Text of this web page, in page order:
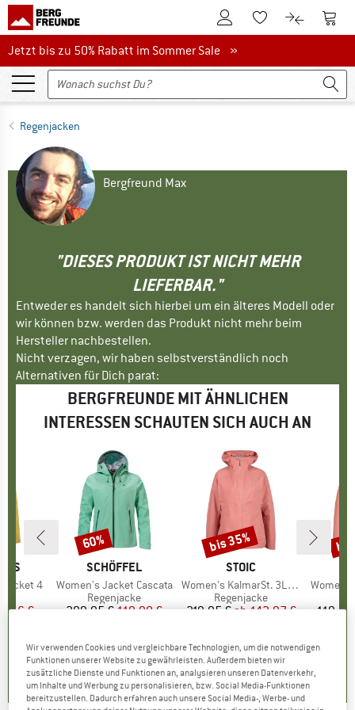
Zum KundenkontoZum Merkzettel.
Zum Zum
Jetzt bis zu 50% Rabatt im Sommer Sale
Jetzt bis zu 50% Rabatt im Sommer Sale »
Regenjacken
Bergfreund Max
"DIESES PRODUKT IST NICHT MEHR
LIEFERBAR."
Entweder es handelt sich hierbei um ein älteres Modell oder
wir können bzw. werden das Produkt nicht mehr beim
Hersteller nachbestellen.
Nicht verzagen, wir haben selbstverständlich noch
Alternativen für Dich parat:
BERGFREUNDE MIT ÄHNLICHEN
INTERESSEN SCHAUTEN SICH AUCH AN
Jacket 4
Preis
€
)
MARKE
SCHÖFFEL
Artikel
Women's Jacket Cascata
Produktgruppe
Regenjacke
Preis
299,95 €reduzierter Preis
119,98 €
5,0(4)
Rabatt
60%
MARKE
STOIC
Artikel
Women's KalmarSt. 3L Rain Jacket II
Produktgruppe
Regenjacke
Preis
219,95 € reduzierter Preis
ab 142,97 €
4,7(3)
Rabatt
bis 35%
Artikel
119,95
Wir verwenden Cookies und vergleichbare Technologien, um die notwendigen
Funktionen unserer Website zu gewährleisten. Außerdem bieten wir
zusätzliche Dienste und Funktionen an, analysieren unseren Datenverkehr,
um Inhalte und Werbung zu personalisieren, bzw. Social Media-Funktionen
bereitzustellen. Dadurch erfahren auch unsere Social Media-, Werbe- und